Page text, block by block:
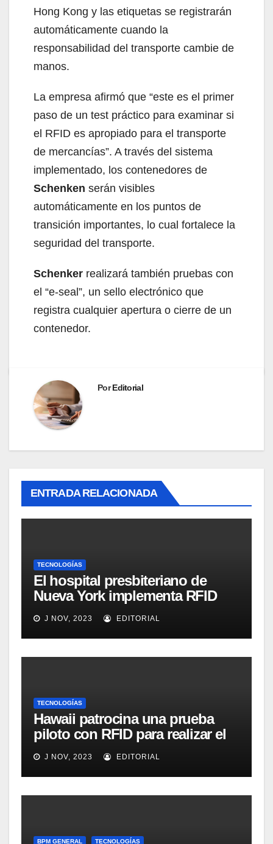
Hong Kong y las etiquetas se registrarán
automáticamente cuando la
responsabilidad del transporte cambie de
manos.
La empresa afirmó que “este es el primer
paso de un test práctico para examinar si
el RFID es apropiado para el transporte
de mercancías”. A través del sistema
implementado, los contenedores de
Schenken serán visibles
automáticamente en los puntos de
transición importantes, lo cual fortalece la
seguridad del transporte.
Schenker realizará también pruebas con
el “e-seal”, un sello electrónico que
registra cualquier apertura o cierre de un
contenedor.
PorEditorial
ENTRADA RELACIONADA
TECNOLOGÍAS
El hospital presbiteriano de
Nueva York implementa RFID
para mejorar el proceso de
inventario de equipamiento
médico
J NOV, 2023 EDITORIAL
TECNOLOGÍAS
Hawaii patrocina una prueba
piloto con RFID para realizar el
seguimiento y control de
alimentos
J NOV, 2023 EDITORIAL
BPM GENERAL TECNOLOGÍAS